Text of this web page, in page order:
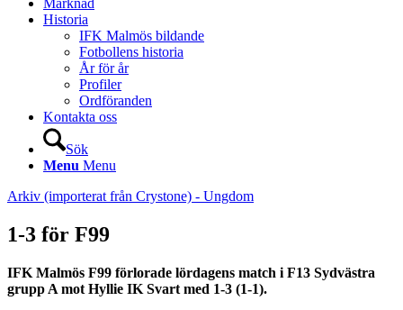
Marknad
Historia
IFK Malmös bildande
Fotbollens historia
År för år
Profiler
Ordföranden
Kontakta oss
Sök
Menu Menu
Arkiv (importerat från Crystone) - Ungdom
1-3 för F99
IFK Malmös F99 förlorade lördagens match i F13 Sydvästra
grupp A mot Hyllie IK Svart med 1-3 (1-1).